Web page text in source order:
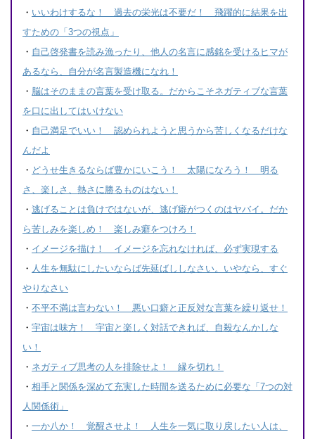
・ いいわけするな！ 過去の栄光は不要だ！ 飛躍的に結果を出
すための「3つの視点」
・ 自己啓発書を読み漁ったり、他人の名言に感銘を受けるヒマが
あるなら、自分が名言製造機になれ！
・ 脳はそのままの言葉を受け取る。だからこそネガティブな言葉
を口に出してはいけない
・ 自己満足でいい！ 認められようと思うから苦しくなるだけな
んだよ
・ どうせ生きるならば豊かにいこう！ 太陽になろう！ 明る
さ、楽しさ、熱さに勝るものはない！
・ 逃げることは負けではないが、逃げ癖がつくのはヤバイ。だか
ら苦しみを楽しめ！ 楽しみ癖をつけろ！
・ イメージを描け！ イメージを忘れなければ、必ず実現する
・ 人生を無駄にしたいならば先延ばししなさい。いやなら、すぐ
やりなさい
・ 不平不満は言わない！ 悪い口癖と正反対な言葉を繰り返せ！
・ 宇宙は味方！ 宇宙と楽しく対話できれば、自殺なんかしな
い！
・ ネガティブ思考の人を排除せよ！ 縁を切れ！
・ 相手と関係を深めて充実した時間を送るために必要な「7つの対
人関係術」
・ 一か八か！ 覚醒させよ！ 人生を一気に取り戻したい人は、